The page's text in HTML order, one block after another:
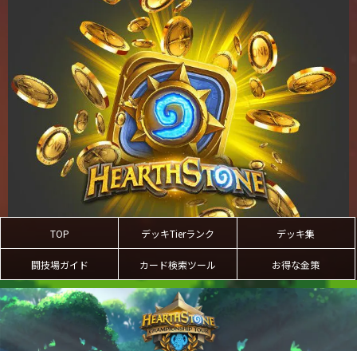
TOP デッキTierランク デッキ集
闘技場ガイド カード検索ツール お得な金策